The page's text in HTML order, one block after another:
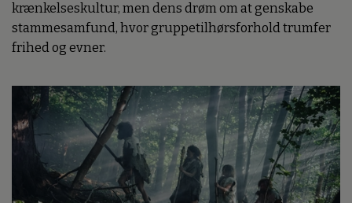
krænkelseskultur, men dens drøm om at genskabe
stammesamfund, hvor gruppetilhørsforhold trumfer
frihed og evner.